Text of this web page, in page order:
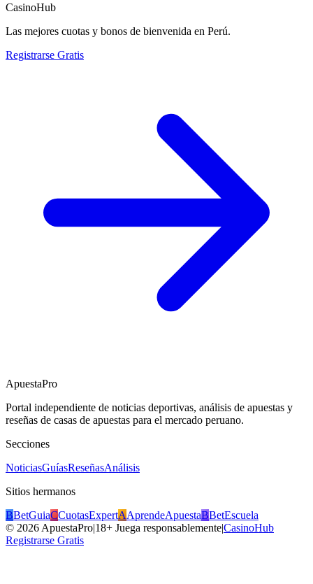
CasinoHub
Las mejores cuotas y bonos de bienvenida en Perú.
Registrarse Gratis
ApuestaPro
Portal independiente de noticias deportivas, análisis de apuestas y
reseñas de casas de apuestas para el mercado peruano.
Secciones
NoticiasGuíasReseñasAnálisis
Sitios hermanos
BBetGuiaCCuotasExpertAAprendeApuestaBBetEscuela
© 2026 ApuestaPro|18+ Juega responsablemente|CasinoHub
Registrarse Gratis